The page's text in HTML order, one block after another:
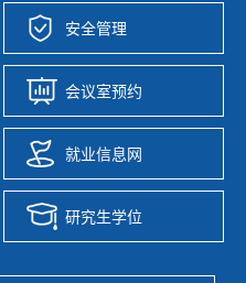
安全管理
会议室预约
就业信息网
研究生学位